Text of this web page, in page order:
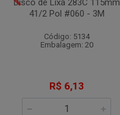
Disco de Lixa 283C 115mm
41/2 Pol #060 - 3M
Código: 5134
Embalagem: 20
R$ 6,13